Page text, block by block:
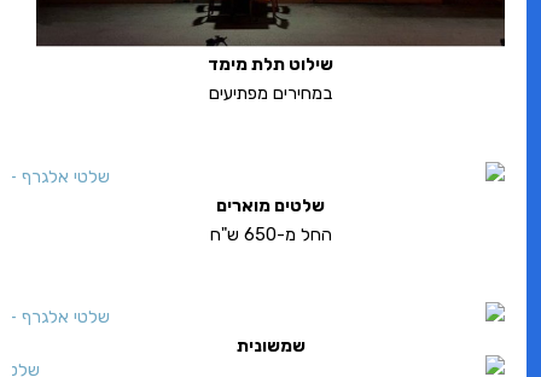
שילוט תלת מימד
במחירים מפתיעים
שלטים מוארים
החל מ-650 ש"ח
שמשונית